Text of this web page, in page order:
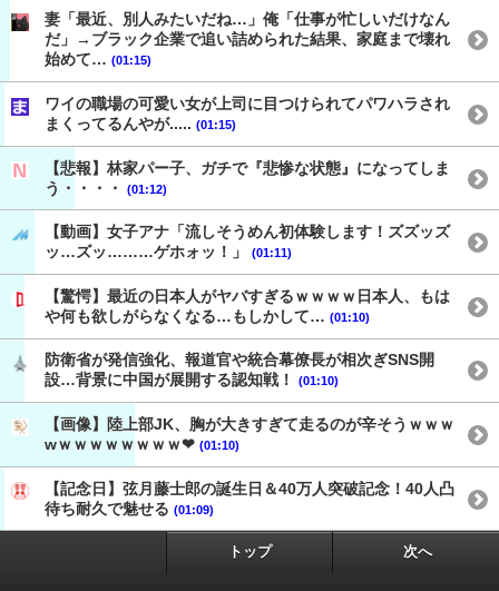
妻「最近、別人みたいだね…」俺「仕事が忙しいだけなん
だ」→ブラック企業で追い詰められた結果、家庭まで壊れ
始めて… (01:15)
ワイの職場の可愛い女が上司に目つけられてパワハラされ
まくってるんやが..... (01:15)
【悲報】林家パー子、ガチで『悲惨な状態』になってしま
う・・・・
(01:12)
【動画】女子アナ「流しそうめん初体験します！ズズッズ
ッ…ズッ………ゲホォッ！」
(01:11)
【驚愕】最近の日本人がヤバすぎるｗｗｗｗ日本人、もは
や何も欲しがらなくなる…もしかして… (01:10)
防衛省が発信強化、報道官や統合幕僚長が相次ぎSNS開
設…背景に中国が展開する認知戦！
(01:10)
【画像】陸上部JK、胸が大きすぎて走るのが辛そうｗｗｗ
wｗｗｗｗｗｗｗｗ❤ (01:10)
【記念日】弦月藤士郎の誕生日＆40万人突破記念！40人凸
待ち耐久で魅せる (01:09)
トップ 次へ